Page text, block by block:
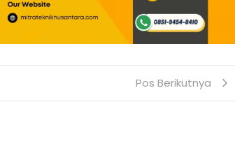
Pos Berikutnya